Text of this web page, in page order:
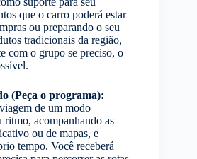
que o carro poderá estar
ou preparando o seu
tradicionais da região,
com o grupo se preciso, o
(Peça o programa):
de um modo
ritmo, acompanhando as
ou de mapas, e
tempo. Você receberá